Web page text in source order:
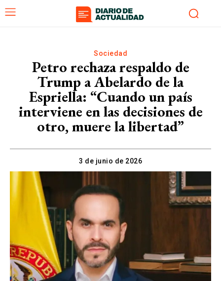
Sociedad
Petro rechaza respaldo de
Trump a Abelardo de la
Espriella: “Cuando un país
interviene en las decisiones de
otro, muere la libertad”
3 de junio de 2026